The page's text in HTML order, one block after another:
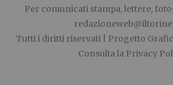
Per comunicati stampa, lettere,
Tutti i diritti riservati | Progetto
Consulta la Privacy